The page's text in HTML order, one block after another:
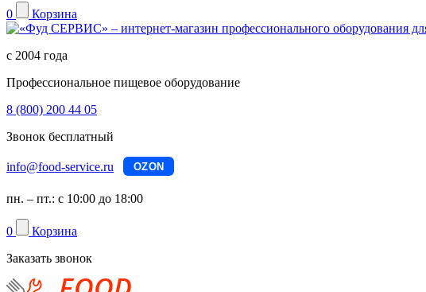
0 Корзина
с 2004 года
Профессиональное пищевое оборудование
8 (800) 200 44 05
Звонок бесплатный
info@food-service.ru OZON
пн. – пт.: с 10:00 до 18:00
0
Корзина
Заказать звонок